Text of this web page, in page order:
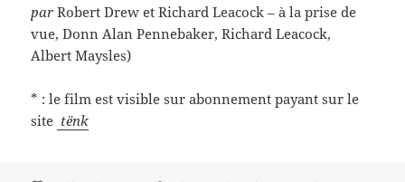
parRobert Drew et Richard Leacock – à la prise de
vue, Donn Alan Pennebaker, Richard Leacock,
Albert Maysles)
* : le film est visible sur abonnement payant sur le
site tënk